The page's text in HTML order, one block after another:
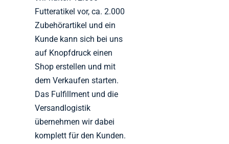
Futteratikel vor, ca. 2.000
Zubehörartikel und ein
Kunde kann sich bei uns
auf Knopfdruck einen
Shop erstellen und mit
dem Verkaufen starten.
Das Fulfillment und die
Versandlogistik
übernehmen wir dabei
komplett für den Kunden.